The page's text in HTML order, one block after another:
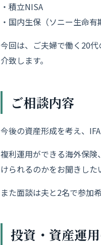
・積立NISA
・国内生保（ソニー生命有
今回は、 ご夫婦で働く20
介致します。
ご相談内容
今後の資産形成を考え、
複利運用ができる海外保険
けられるのかをお聞きした
また面談は夫と2名で参加希
投資・資産運